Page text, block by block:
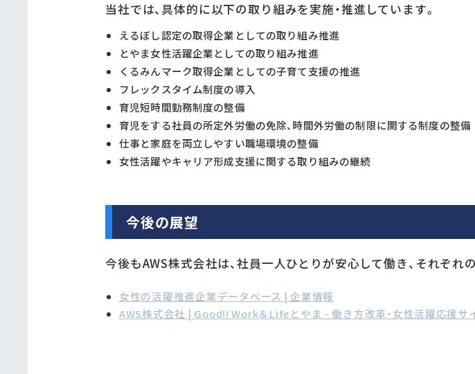
当社では、具体的に以下の取り組みを実施・推進しています。
えるぼし認定の取得企業としての取り組み推進
とやま女性活躍企業としての取り組み推進
くるみんマーク取得企業としての子育て支援の推進
フレックスタイム制度の導入
育児短時間勤務制度の整備
育児をする社員の所定外労働の免除、時間外労働の制限に関する制度の整備
仕事と家庭を両立しやすい職場環境の整備
女性活躍やキャリア形成支援に関する取り組みの継続
今後の展望
今後もAWS株式会社は、社員一人ひとりが安心して働き、それぞ
女性の活躍推進企業データベース | 企業情報
AWS株式会社 | Good!! Work＆Lifeとやま - 働き方改革・女性活躍応援サ